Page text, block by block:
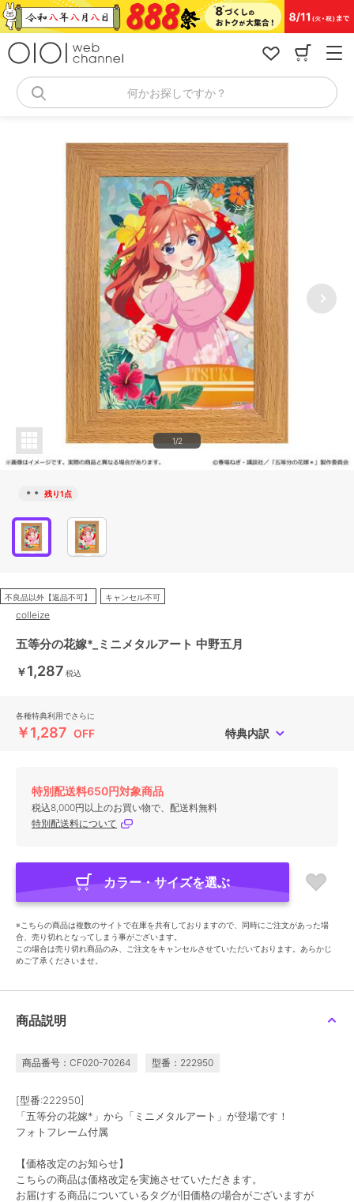
コ
ン
何かお探しですか？
1/2
＊＊ 残り1点
不良品以外【返品不可】 キャンセル不可
colleize
五等分の花嫁*_ミニメタルアート 中野五月
￥1,287 税込
各種特典利用でさらに
￥1,287 OFF 特典内訳
特別配送料650円対象商品
税込8,000円以上のお買い物で、配送料無料
特別配送料について
カラー・サイズを選ぶ
※こちらの商品は複数のサイトで在庫を共有しておりますので、同時にご注文があった場
合、売り切れとなってしまう事がございます。
この場合は売り切れ商品のみ、ご注文をキャンセルさせていただいております。あらかじ
めご了承くださいませ。
商品説明
商品番号：CF020-70264 型番：222950
[型番:222950]
「五等分の花嫁*」から「ミニメタルアート」が登場です！
フォトフレーム付属
【価格改定のお知らせ】
こちらの商品は価格改定を実施させていただきます。
お届けする商品についているタグが旧価格の場合がございますが